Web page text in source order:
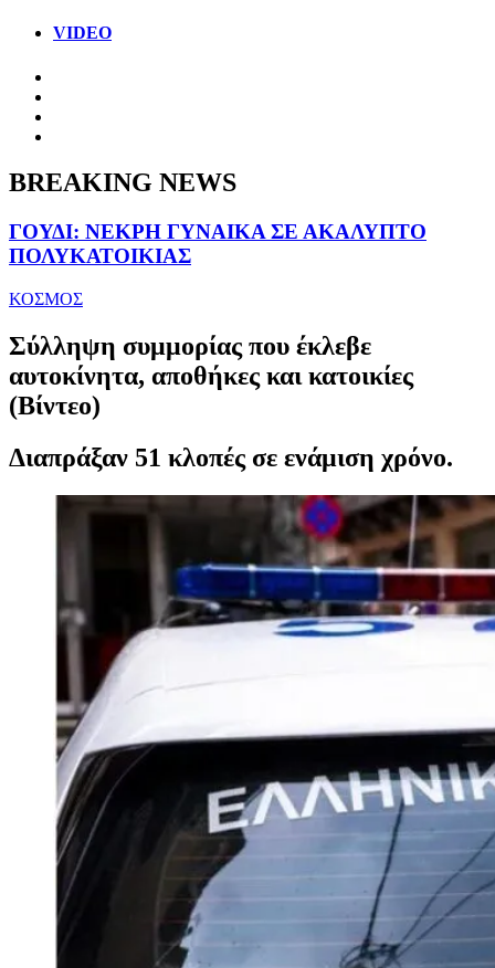
VIDEO
BREAKING NEWS
ΓΟΥΔΙ: ΝΕΚΡΗ ΓΥΝΑΙΚΑ ΣΕ ΑΚΑΛΥΠΤΟ
ΠΟΛΥΚΑΤΟΙΚΙΑΣ
ΚΟΣΜΟΣ
Σύλληψη συμμορίας που έκλεβε
αυτοκίνητα, αποθήκες και κατοικίες
(Βίντεο)
Διαπράξαν 51 κλοπές σε ενάμιση χρόνο.